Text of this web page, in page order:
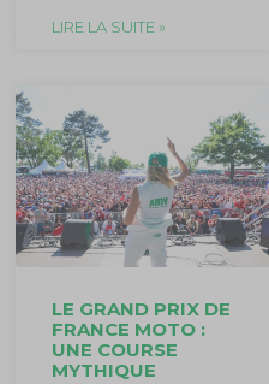
LIRE LA SUITE »
LE GRAND PRIX DE
FRANCE MOTO :
UNE COURSE
MYTHIQUE